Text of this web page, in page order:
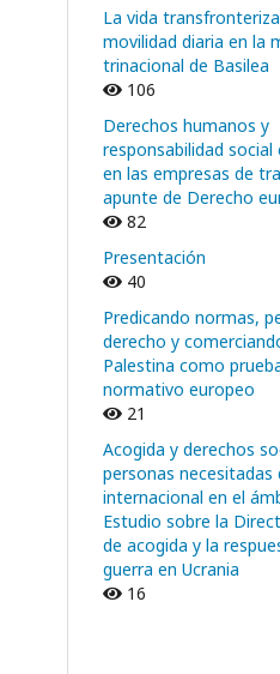
La vida
movilidad diaria en la
trinacional de Basilea
106
Derechos humanos y
responsabilidad
en las empresas de
apunte de Derecho
82
Presentación
40
Predicando normas,
derecho y
Palestina como
normativo europeo
21
Acogida y derechos
personas necesitadas
internacional en el
Estudio sobre la
de acogida y la
guerra en Ucrania
16